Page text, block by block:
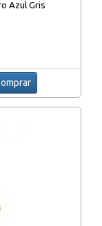
Azul Gris